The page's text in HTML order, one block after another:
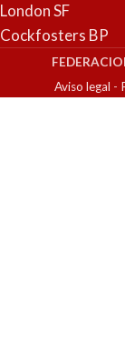
London SF
Cockfosters BP
Aviso legal -